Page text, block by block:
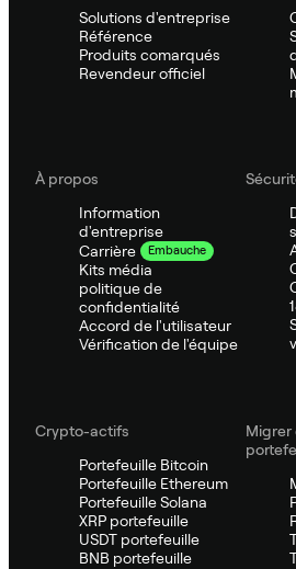
Solutions d'entreprise
Référence
Produits comarqués
Revendeur officiel
À propos
Information
d'entreprise
Carrière
Embauche
Kits média
politique de
confidentialité
Accord de l'utilisateur
Vérification de l'équipe
Crypto-actifs
Portefeuille Bitcoin
Portefeuille Ethereum
Portefeuille Solana
XRP portefeuille
USDT portefeuille
BNB portefeuille
Migrer